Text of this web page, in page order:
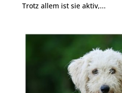
Trotz allem ist sie aktiv,...